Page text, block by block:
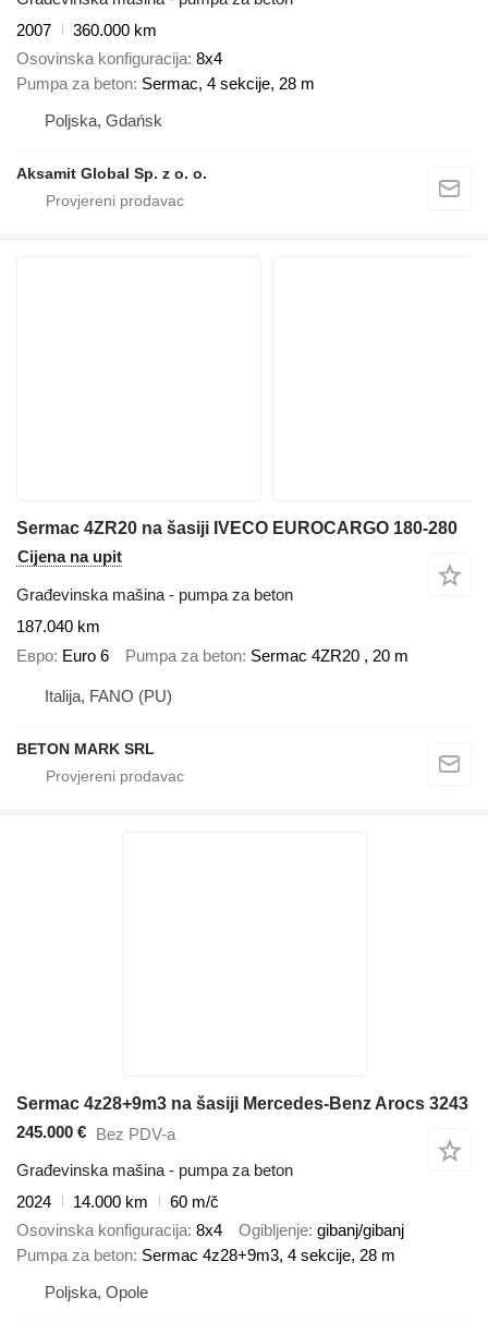
2007
360.000 km
Osovinska konfiguracija 8x4
Pumpa za beton Sermac, 4 sekcije, 28 m
Poljska, Gdańsk
Aksamit Global Sp. z o. o.
Sermac 4ZR20 na šasiji IVECO EUROCARGO 180-280
Cijena na upit
Građevinska mašina - pumpa za beton
187.040 km
Евро Euro 6 Pumpa za beton Sermac 4ZR20 , 20 m
Italija, FANO (PU)
BETON MARK SRL
Sermac 4z28+9m3 na šasiji Mercedes-Benz Arocs 3243
245.000 € Bez PDV-a
Građevinska mašina - pumpa za beton
2024
14.000 km
60 m/č
Osovinska konfiguracija 8x4 Ogibljenje gibanj/gibanj
Pumpa za beton Sermac 4z28+9m3, 4 sekcije, 28 m
Poljska, Opole